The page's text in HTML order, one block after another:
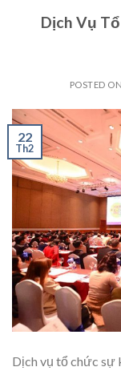
Dịch Vụ
POSTED ON
22
Th2
Dịch vụ tổ chức sự